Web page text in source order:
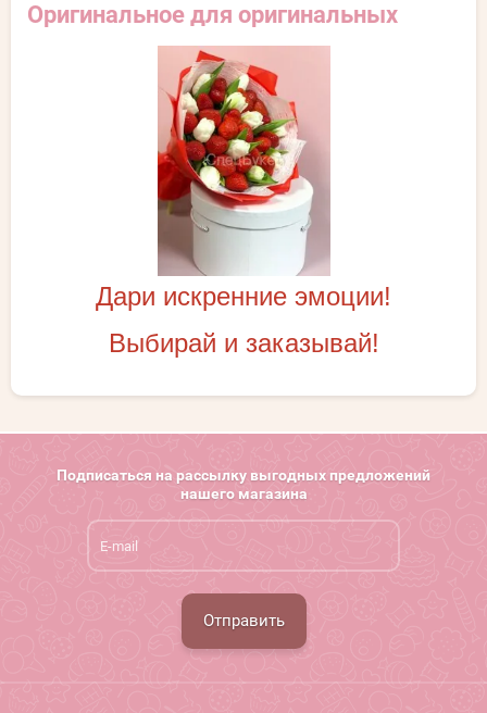
Оригинальное для оригинальных
Дари искренние эмоции!
Выбирай и заказывай!
Подписаться на рассылку выгодных предложений
нашего магазина
Отправить